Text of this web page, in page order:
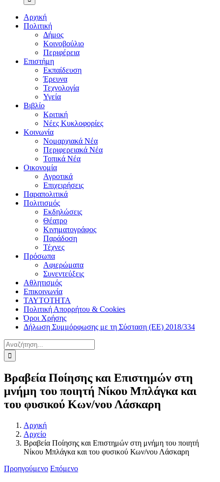
Αρχική
Πολιτική
Δήμος
Κοινοβούλιο
Περιφέρεια
Επιστήμη
Εκπαίδευση
Έρευνα
Τεχνολογία
Υγεία
Βιβλίο
Κριτική
Νέες Κυκλοφορίες
Κοινωνία
Νομαρχιακά Νέα
Περιφερειακά Νέα
Τοπικά Νέα
Οικονομία
Αγροτικά
Επιχειρήσεις
Παραπολιτικά
Πολιτισμός
Εκδηλώσεις
Θέατρο
Κινηματογράφος
Παράδοση
Τέχνες
Πρόσωπα
Αφιερώματα
Συνεντεύξεις
Αθλητισμός
Επικοινωνία
ΤΑΥΤΟΤΗΤΑ
Πολιτική Απορρήτου & Cookies
Όροι Χρήσης
Δήλωση Συμμόρφωσης με τη Σύσταση (ΕΕ) 2018/334
Αναζήτηση
για:
Βραβεία Ποίησης και Επιστημών στη
μνήμη του ποιητή Νίκου Μπλάγκα και
του φυσικού Κων/νου Λάσκαρη
Αρχική
Αρχείο
Βραβεία Ποίησης και Επιστημών στη μνήμη του ποιητή
Νίκου Μπλάγκα και του φυσικού Κων/νου Λάσκαρη
Προηγούμενο Επόμενο